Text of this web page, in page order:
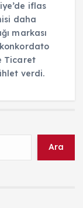
iflas
daha
markası
Ticaret
verdi.
Ara